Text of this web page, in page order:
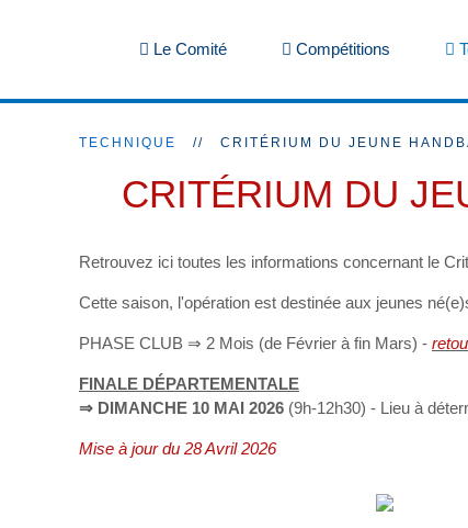
Le Comité Compétitions
TECHNIQUE CRITÉRIUM DU JEUNE
CRITÉRIUM DU
Retrouvez ici toutes les informations concernant le
Cette saison, l'opération est destinée aux jeunes
PHASE CLUB ⇒ 2 Mois (de Février à fin Mars) -
FINALE DÉPARTEMENTALE
⇒ DIMANCHE 10 MAI 2026 (9h-12h30) - Lieu à
Mise à jour du 28 Avril 2026